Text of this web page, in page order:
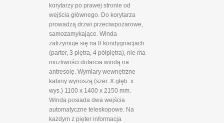
korytarzy po prawej stronie od
wejścia głównego. Do korytarza
prowadzą drzwi przeciwpożarowe,
samozamykające. Winda
zatrzymuje się na 8 kondygnacjach
(parter, 3 piętra, 4 półpiętra), nie ma
możliwości dotarcia windą na
antresolę. Wymiary wewnętrzne
kabiny wynoszą (szer. X głęb. x
wys.) 1100 x 1400 x 2150 mm.
Winda posiada dwa wejścia
automatyczne teleskopowe. Na
każdym z pięter informacja